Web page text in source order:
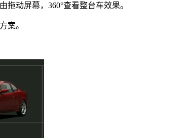
动屏幕，360°查看整台车效果。
案。